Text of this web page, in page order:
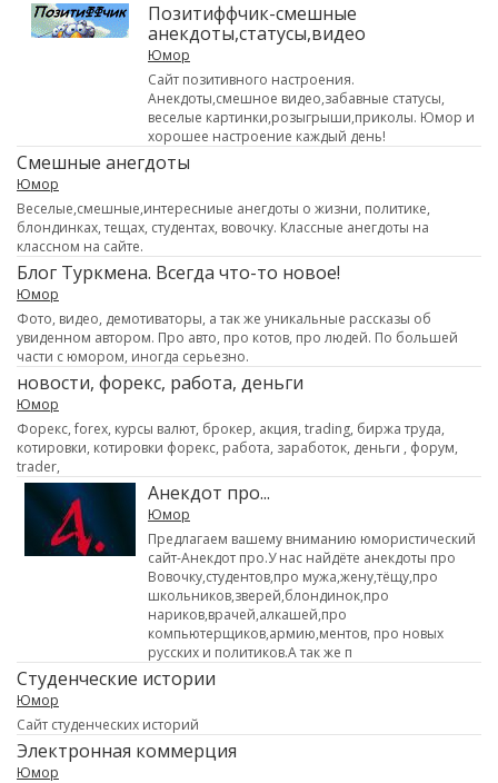
Позитиффчик-смешные
анекдоты,статусы,видео
Юмор
Сайт позитивного настроения.
Анекдоты,смешное видео,забавные статусы,
веселые картинки,розыгрыши,приколы. Юмор и
хорошее настроение каждый день!
Cмешные анегдоты
Юмор
Веселые,смешные,интересниые анегдоты о жизни, политике,
блондинках, тещах, студентах, вовочку. Классные анегдоты на
классном на сайте.
Блог Туркмена. Всегда что-то новое!
Юмор
Фото, видео, демотиваторы, а так же уникальные рассказы об
увиденном автором. Про авто, про котов, про людей. По большей
части с юмором, иногда серьезно.
новости, форекс, работа, деньги
Юмор
Форекс, forex, курсы валют, брокер, акция, trading, биржа труда,
котировки, котировки форекс, работа, заработок, деньги , форум,
trader,
Анекдот про...
Юмор
Предлагаем вашему вниманию юмористический
сайт-Анекдот про.У нас найдёте анекдоты про
Вовочку,студентов,про мужа,жену,тёщу,про
школьников,зверей,блондинок,про
нариков,врачей,алкашей,про
компьютерщиков,армию,ментов, про новых
русских и политиков.А так же п
Студенческие истории
Юмор
Сайт студенческих историй
Электронная коммерция
Юмор